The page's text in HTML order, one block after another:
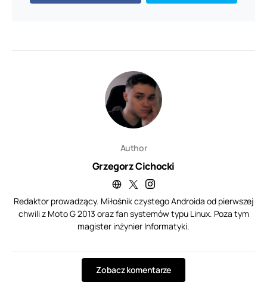
Author
Grzegorz Cichocki
Redaktor prowadzący. Miłośnik czystego Androida od pierwszej
chwili z Moto G 2013 oraz fan systemów typu Linux. Poza tym
magister inżynier Informatyki.
Zobacz komentarze